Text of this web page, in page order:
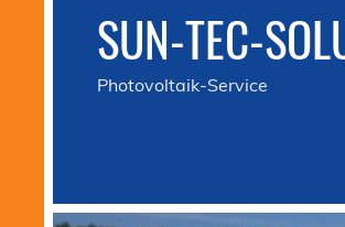
SUN-TEC-
Photovoltaik-Service